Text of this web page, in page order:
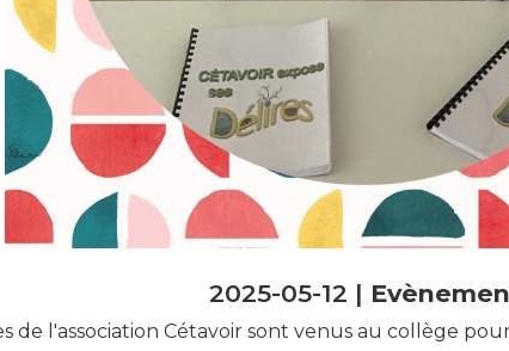
2025-05-12 |
de l'association Cétavoir sont venus au collège